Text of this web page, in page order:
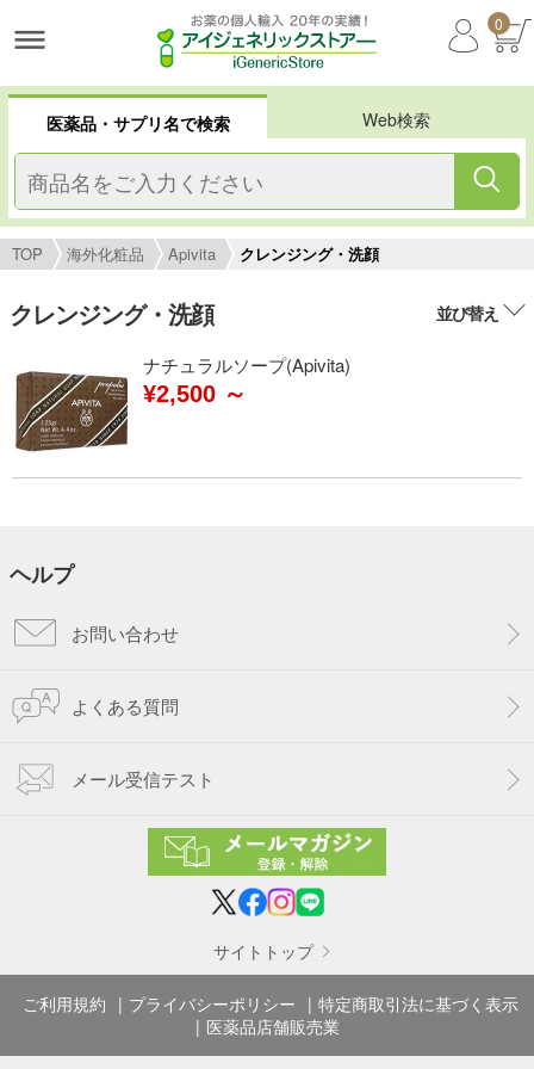
0
医薬品・サプリ名で検索 Web検索
TOP 海外化粧品 Apivita クレンジング・洗顔
クレンジング・洗顔 並び替え
ナチュラルソープ(Apivita)
¥2,500 ～
ヘルプ
お問い合わせ
よくある質問
メール受信テスト
サイトトップ
ご利用規約 プライバシーポリシー
特定商取引法に基づく表示
医薬品店舗販売業